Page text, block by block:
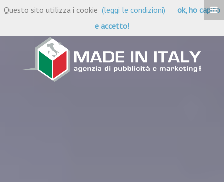
AGENZIA CREATIVA
Questo sito utilizza i cookie (leggi le condizioni)
ok, ho capito
e accetto!